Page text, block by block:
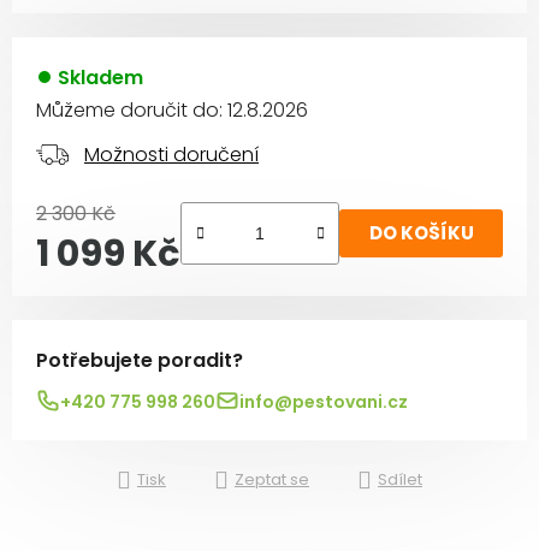
Skladem
Můžeme doručit do: 12.8.2026
Možnosti doručení
2 300 Kč
1 099 Kč DO KOŠÍKU
Potřebujete poradit?
+420 775 998 260 info@pestovani.cz
Tisk Zeptat se Sdílet